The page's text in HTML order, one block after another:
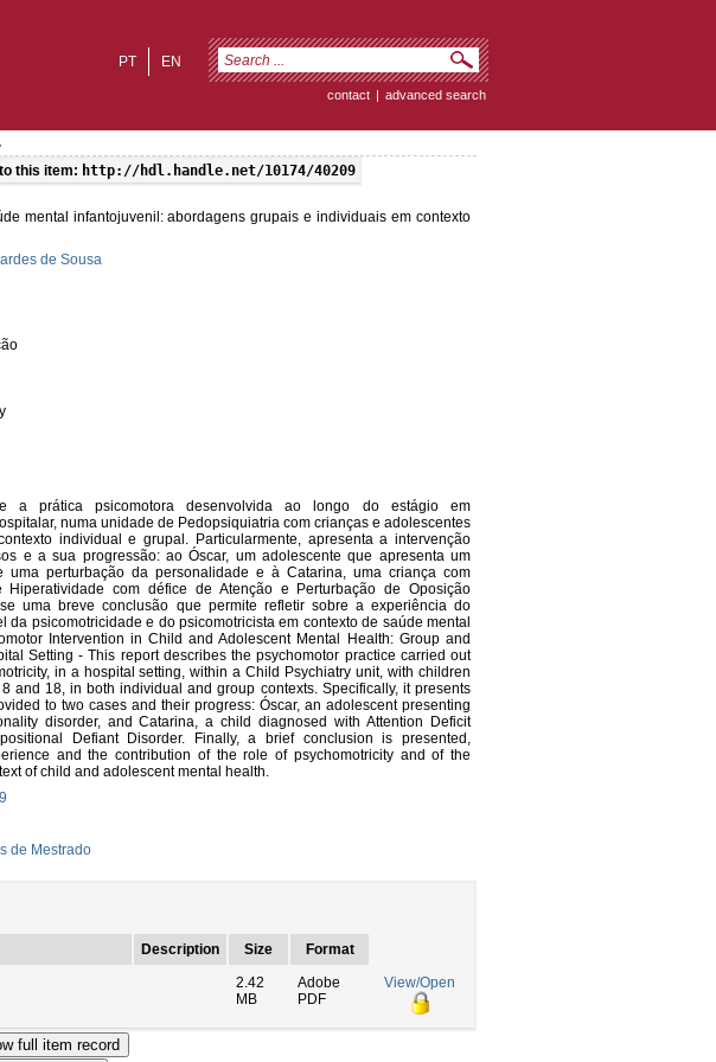
EN
PT
contact | advanced search
this item: http://hdl.handle.net/10174/40209
mental infantojuvenil: abordagens grupais e individuais em contexto
de Sousa
a prática psicomotora desenvolvida ao longo do estágio em
numa unidade de Pedopsiquiatria com crianças e adolescentes
individual e grupal. Particularmente, apresenta a intervenção
e a sua progressão: ao Óscar, um adolescente que apresenta um
uma perturbação da personalidade e à Catarina, uma criança com
Hiperatividade com défice de Atenção e Perturbação de Oposição
uma breve conclusão que permite refletir sobre a experiência do
da psicomotricidade e do psicomotricista em contexto de saúde mental
Intervention in Child and Adolescent Mental Health: Group and
Setting - This report describes the psychomotor practice carried out
in a hospital setting, within a Child Psychiatry unit, with children
and 18, in both individual and group contexts. Specifically, it presents
to two cases and their progress: Óscar, an adolescent presenting
disorder, and Catarina, a child diagnosed with Attention Deficit
Defiant Disorder. Finally, a brief conclusion is presented,
and the contribution of the role of psychomotricity and of the
of child and adolescent mental health.
de Mestrado
Description Size
Format
2.42
MB
Adobe
PDF
View/Open